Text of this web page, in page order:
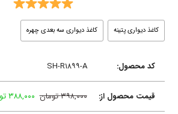
کاغذ دیواری پتینه کاغذ دیواری سه بعدی چهره
کد محصول: SH-R۱۸۹۹-A
قیمت محصول از: ۳۹۸,۰۰۰ تومان ۳۸۸,۰۰۰ تومان/ مترمربع